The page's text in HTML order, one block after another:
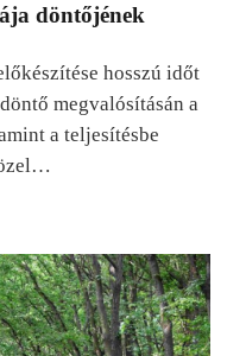
döntőjének
hosszú időt
megvalósításán a
a teljesítésbe